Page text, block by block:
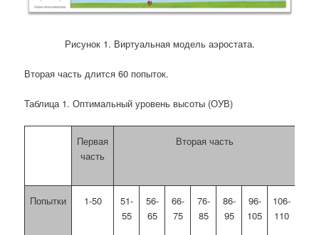
Рисунок 1. Виртуальная модель аэростата.
Вторая часть длится 60 попыток.
Таблица 1. Оптимальный уровень высоты (ОУВ)
Первая
часть
Вторая часть
Попытки 1-50
51-
55
56-
65
66-
75
76-
85
86-
95
96-
105
106-
110